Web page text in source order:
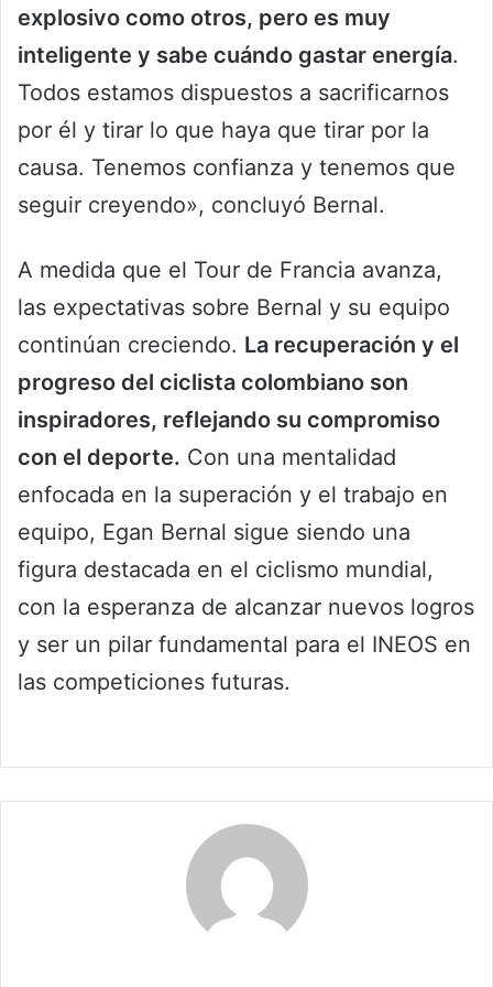
explosivo como otros, pero es muy
inteligente y sabe cuándo gastar energía.
Todos estamos dispuestos a sacrificarnos
por él y tirar lo que haya que tirar por la
causa. Tenemos confianza y tenemos que
seguir creyendo», concluyó Bernal.
A medida que el Tour de Francia avanza,
las expectativas sobre Bernal y su equipo
continúan creciendo. La recuperación y el
progreso del ciclista colombiano son
inspiradores, reflejando su compromiso
con el deporte. Con una mentalidad
enfocada en la superación y el trabajo en
equipo, Egan Bernal sigue siendo una
figura destacada en el ciclismo mundial,
con la esperanza de alcanzar nuevos logros
y ser un pilar fundamental para el INEOS en
las competiciones futuras.